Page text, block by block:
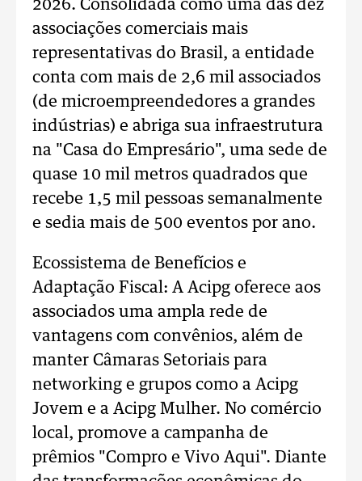
2026. Consolidada como uma das dez
associações comerciais mais
representativas do Brasil, a entidade
conta com mais de 2,6 mil associados
(de microempreendedores a grandes
indústrias) e abriga sua infraestrutura
na "Casa do Empresário", uma sede de
quase 10 mil metros quadrados que
recebe 1,5 mil pessoas semanalmente
e sedia mais de 500 eventos por ano.
Ecossistema de Benefícios e
Adaptação Fiscal: A Acipg oferece aos
associados uma ampla rede de
vantagens com convênios, além de
manter Câmaras Setoriais para
networking e grupos como a Acipg
Jovem e a Acipg Mulher. No comércio
local, promove a campanha de
prêmios "Compro e Vivo Aqui". Diante